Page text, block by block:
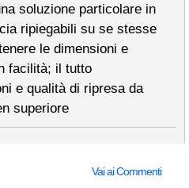
soluzione particolare in
ripiegabili su se stesse
le dimensioni e
facilità; il tutto
e qualità di ripresa da
superiore
Vai ai Commenti